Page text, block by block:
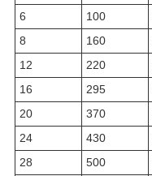
6
100
8
160
12
220
16
295
20
370
24
430
28
500